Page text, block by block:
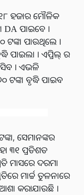
ହଜାର ମୌଳିକ
DA ପାଇବେ ।
ଟଙ୍କା ପାଉଥିଲେ ।
ପାଇଲା । ଏପ୍ରିଲ୍ ର
। ଏଭଳି
ଟଙ୍କା ବୃଦ୍ଧି ପାଇବ
ସେମାନଙ୍କର
୩୧ ପ୍ରତିଶତ
ମାସରେ ଦରମା
ମାର୍ଚ୍ଚ ତୁଳନାରେ
କରାଯାଉଛି ।